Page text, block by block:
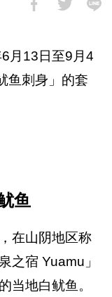
月13日至9月4
鱼刺身」的套
鱼
在山阴地区称
之宿 Yuamu」
当地白鱿鱼。